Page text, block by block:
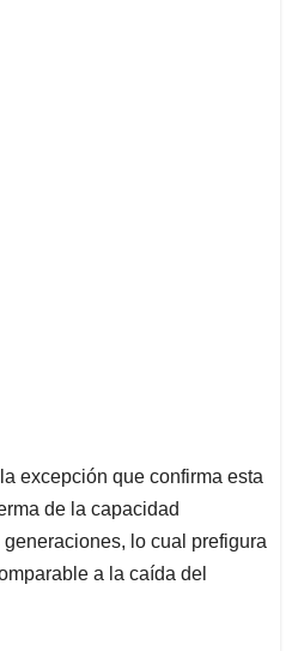
excepción que confirma esta
de la capacidad
lo cual prefigura
a la caída del